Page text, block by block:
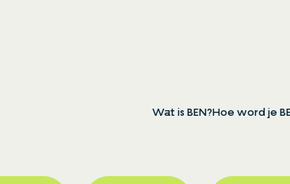
Wat is BEN?Hoe word je